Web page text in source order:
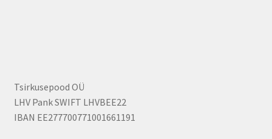
Tsirkusepood OÜ
LHV Pank SWIFT LHVBEE22
IBAN EE277700771001661191